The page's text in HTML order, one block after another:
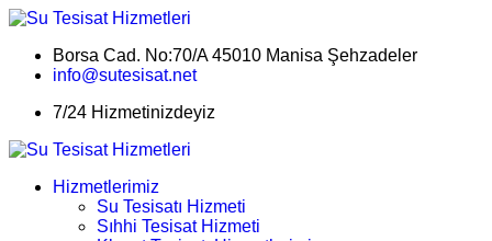
Borsa Cad. No:70/A 45010 Manisa Şehzadeler
info@sutesisat.net
7/24 Hizmetinizdeyiz
Hizmetlerimiz
Su Tesisatı Hizmeti
Sıhhi Tesisat Hizmeti